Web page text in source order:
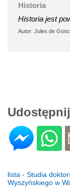
Historia
Historia jest
Autor: Jules de
Udostępnij
lista - Studia
Wyszyńskiego w